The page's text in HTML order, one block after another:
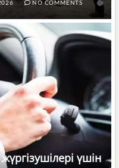
NO COMMENTS
үшін